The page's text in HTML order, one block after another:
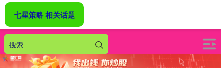
七星策略 相关话题